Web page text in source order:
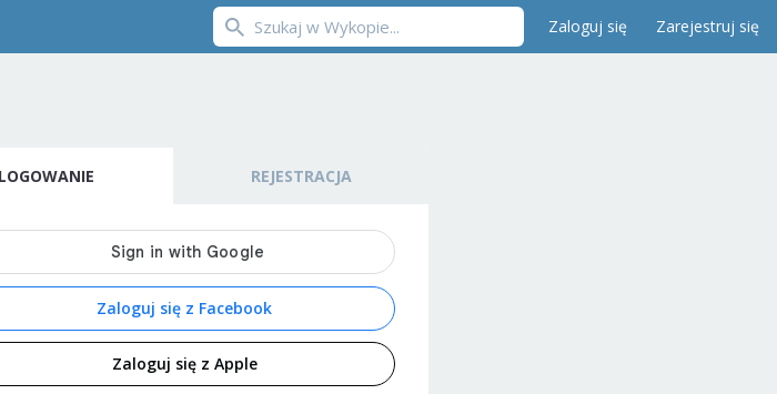
Zaloguj się Zarejestruj się
LOGOWANIE REJESTRACJA
Zaloguj się z Facebook
Zaloguj się z Apple